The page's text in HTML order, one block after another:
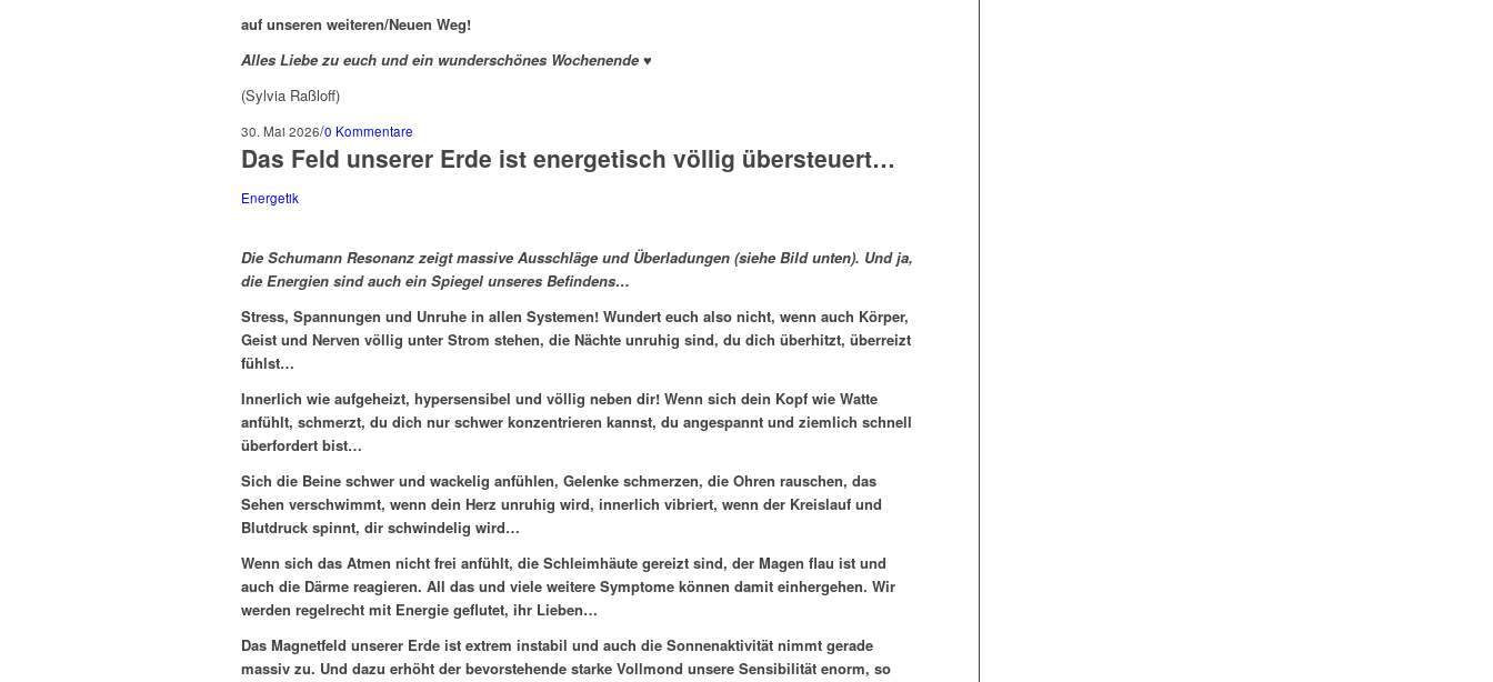
auf unseren weiteren/Neuen Weg!
Alles Liebe zu euch und ein wunderschönes Wochenende ♥
(Sylvia Raßloff)
30. Mai 2026/0 Kommentare
Das Feld unserer Erde ist energetisch völlig übersteuert…
Energetik
Die Schumann Resonanz zeigt massive Ausschläge und Überladungen (siehe Bild unten). Und ja,
die Energien sind auch ein Spiegel unseres Befindens…
Stress, Spannungen und Unruhe in allen Systemen! Wundert euch also nicht, wenn auch Körper,
Geist und Nerven völlig unter Strom stehen, die Nächte unruhig sind, du dich überhitzt, überreizt
fühlst…
Innerlich wie aufgeheizt, hypersensibel und völlig neben dir! Wenn sich dein Kopf wie Watte
anfühlt, schmerzt, du dich nur schwer konzentrieren kannst, du angespannt und ziemlich schnell
überfordert bist…
Sich die Beine schwer und wackelig anfühlen, Gelenke schmerzen, die Ohren rauschen, das
Sehen verschwimmt, wenn dein Herz unruhig wird, innerlich vibriert, wenn der Kreislauf und
Blutdruck spinnt, dir schwindelig wird…
Wenn sich das Atmen nicht frei anfühlt, die Schleimhäute gereizt sind, der Magen flau ist und
auch die Därme reagieren. All das und viele weitere Symptome können damit einhergehen. Wir
werden regelrecht mit Energie geflutet, ihr Lieben…
Das Magnetfeld unserer Erde ist extrem instabil und auch die Sonnenaktivität nimmt gerade
massiv zu. Und dazu erhöht der bevorstehende starke Vollmond unsere Sensibilität enorm, so